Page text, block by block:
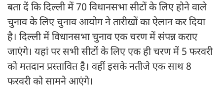
बता दें कि दिल्ली में 70 विधानसभा सीटों के लिए होने वाले
चुनाव के लिए चुनाव आयोग ने तारीखों का ऐलान कर दिया
है। दिल्ली में विधानसभा चुनाव एक चरण में संपन्न कराए
जाएंगे। यहां पर सभी सीटों के लिए एक ही चरण में 5 फरवरी
को मतदान प्रस्तावित है। वहीं इसके नतीजे एक साथ 8
फरवरी को सामने आएंगे।